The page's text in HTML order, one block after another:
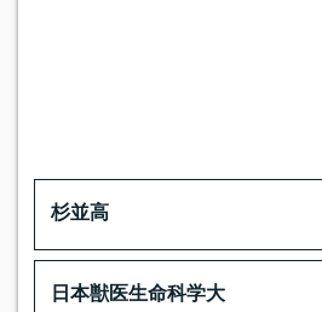
杉並高
日本獣医生命科学大